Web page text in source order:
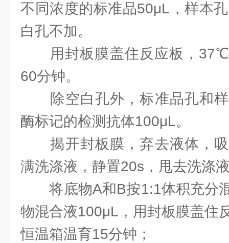
不同浓度的标准品50μL，样本
白孔不加。
用封板膜盖住反应板，37℃
60分钟。
除空白孔外，标准品孔和样
酶标记的检测抗体100μL。
揭开封板膜，弃去液体，吸
满洗涤液，静置20s，甩去洗涤
将底物A和B按1:1体积充分
物混合液100μL，用封板膜盖住
恒温箱温育15分钟；